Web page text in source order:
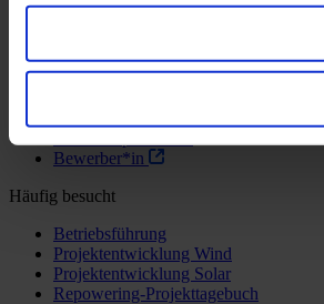
Industrie & Gewerbe
Kommune
Bewerber*in
Häufig besucht
Betriebsführung
Projektentwicklung Wind
Projektentwicklung Solar
Repowering-Projekttagebuch